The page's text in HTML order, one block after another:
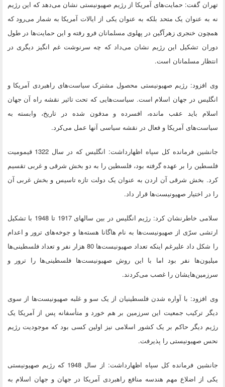
تهران گفت: حمایت‌های آمریکا از رژیم صهیونیستی نشان می‌دهد که این رژیم
نه به عنوان یک متحد بلکه به عنوان یکی از ایالات آمریکا به شمار می‌رود که
همچون خنجری زهرآگین در پهلوی مسلمانان فرو رفته و این حمایت‌ها در طول
دوران تشکیل این رژیم نشان می‌داد که چه سرنوشت غم انگیز دیگری در
انتظار مسلمانان است.
وی افزود: رژیم صهیونیستی محصول مشترک سیاست‌های راهبردی آمریکا و
انگلیس در جهان اسلام است. سیاست‌هایی که تحت تاثیر نقشه راه آن جهان
اسلام باید عقب مانده، افسرده و مدفون شده در تاریخ، وابسته به
سیاست‌های آمریکا و فعال در نقشه سیاسی آنها عمل می‌کرد.
جانشین فرمانده کل سپاه اظهارداشت: انگلیس که در سال 1322 قیمومیت
فلسطین را بر عهده گرفته بود، فلسطین را به دو بخش شرقی و غربی تقسیم
کرد. بخش شرقی آن اردن به عنوان یک دولت تازه تاسیس و بخش غربی آن
را در اختیار صهیونیست‌ها قرار داد.
سلامی خاطرنشان کرد: رژیم انگلیس در بین سالهای 1917 تا 1948 با تشکیل
ارتشی سرّی از صهیونیست‌ها به نام هاگانا هسته‌ها و جوخه‌های ترور و اعدام
را شکل داد علیرغم اینکه تعداد صهیونیست‌ها 80 هزار نفر و تعداد فلسطینی‌ها
میلیون‌ها نفر بود اما با این روش صهیونیست‌ها فلسطینی‌ها را ترور و
سرزمین‌هایشان را غصب می‌کردند.
وی افزود: با آواره شدن فلسطینیان از یک سو و غلبه صهیونیست‌ها از سوی
دیگر ترکیب جمعیت این سرزمین بر هم خورد و متأسفانه پس از آمریکا یک
رژیم دیگر حاکم بر یک کشور اسلامی نیز اولین کسی بود که موجودیت رژیم
نحس صهیونیستی را پذیرفت.
جانشین فرمانده کل سپاه اظهارداشت: از سال 1948 که رژیم صهیونیستی
یکی از اضلاع مهم هندسه منافع راهبردی آمریکا در جهان و جهان اسلام به